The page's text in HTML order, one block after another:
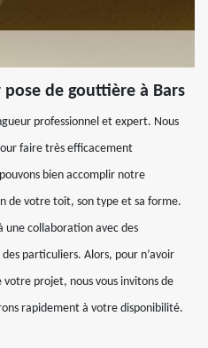
de gouttière à Bars
professionnel et expert. Nous
faire très efficacement
bien accomplir notre
de votre toit, son type et sa forme.
une collaboration avec des
particuliers. Alors, pour n’avoir
projet, nous vous invitons de
rapidement à votre disponibilité.